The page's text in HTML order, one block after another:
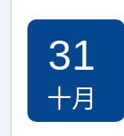
31
十月